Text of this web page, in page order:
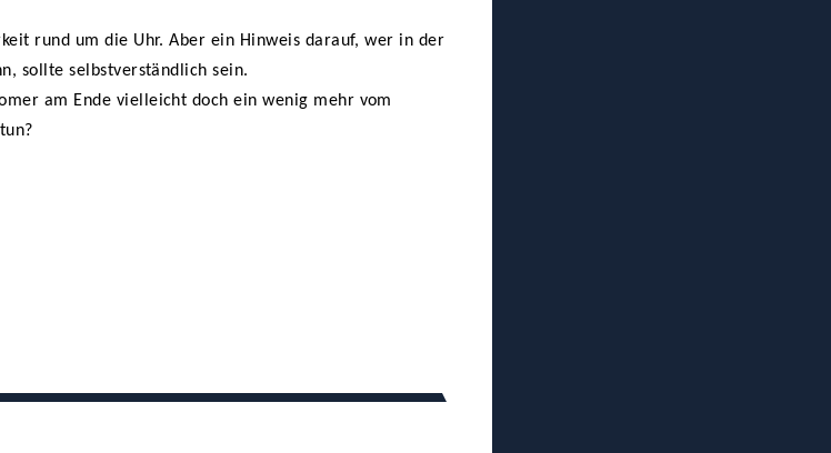
rund um die Uhr. Aber ein Hinweis darauf, wer in der
sollte selbstverständlich sein.
am Ende vielleicht doch ein wenig mehr vom